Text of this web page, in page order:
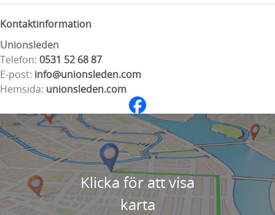
Kontaktinformation
Unionsleden
Telefon: 0531 52 68 87
E-post: info@unionsleden.com
Hemsida: unionsleden.com
Klicka för att visa
karta